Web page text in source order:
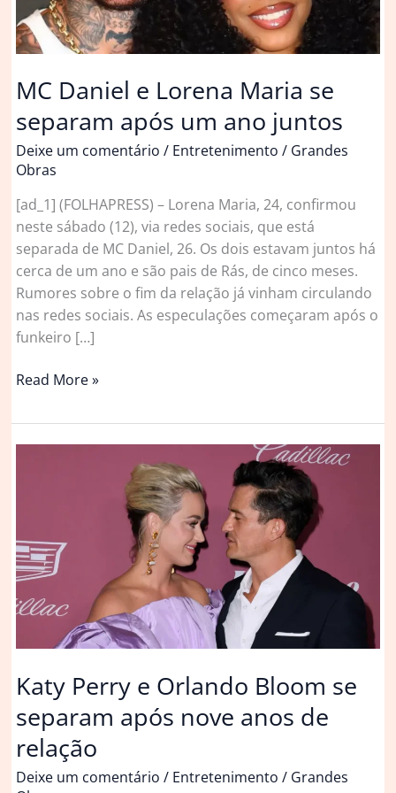
MC Daniel e Lorena Maria se
separam após um ano juntos
Deixe um comentário / Entretenimento / Grandes
Obras
[ad_1] (FOLHAPRESS) – Lorena Maria, 24, confirmou
neste sábado (12), via redes sociais, que está
separada de MC Daniel, 26. Os dois estavam juntos há
cerca de um ano e são pais de Rás, de cinco meses.
Rumores sobre o fim da relação já vinham circulando
nas redes sociais. As especulações começaram após o
funkeiro […]
MC
e
Lorena
um
ano
juntos
Read More »
Katy Perry e Orlando Bloom se
separam após nove anos de
relação
Deixe um comentário / Entretenimento / Grandes